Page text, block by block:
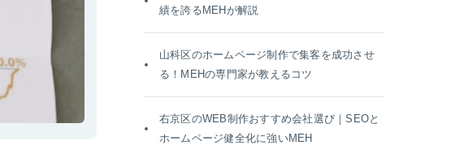
績を誇るMEHが解説
山科区のホームページ制作で集客を成功させ
る！MEHの専門家が教えるコツ
右京区のWEB制作おすすめ会社選び｜SEOと
ホームページ健全化に強いMEH